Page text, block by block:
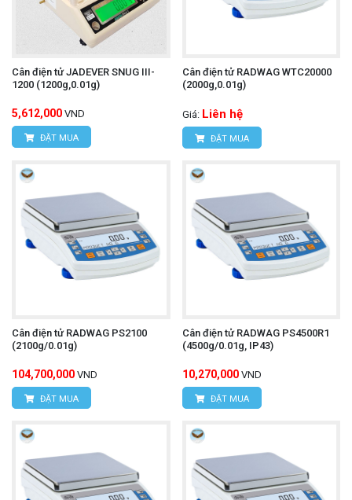
Cân điện tử JADEVER SNUG III-
1200 (1200g,0.01g)
5,612,000 VND
ĐẶT MUA
Cân điện tử RADWAG WTC20000
(2000g,0.01g)
Giá: Liên hệ
ĐẶT MUA
Cân điện tử RADWAG PS2100
(2100g/0.01g)
104,700,000 VND
ĐẶT MUA
Cân điện tử RADWAG PS4500R1
(4500g/0.01g, IP43)
10,270,000 VND
ĐẶT MUA